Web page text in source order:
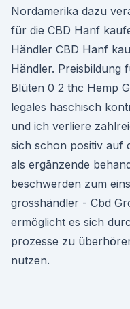
Nordamerika dazu
für die CBD Hanf
Händler CBD Hanf
Händler. Preisbildung
Blüten 0 2 thc Hemp
legales haschisch
und ich verliere
sich schon positiv auf
als ergãnzende
beschwerden zum
grosshändler - Cbd
ermöglicht es sich
prozesse zu
nutzen.